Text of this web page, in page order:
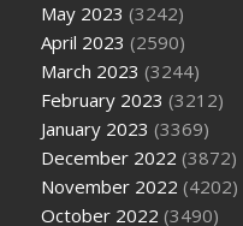
May 2023 (3242)
April 2023 (2590)
March 2023 (3244)
February 2023 (3212)
January 2023 (3369)
December 2022 (3872)
November 2022 (4202)
October 2022 (3490)